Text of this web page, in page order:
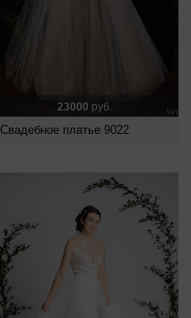
23000 руб.
Свадебное платье 9022